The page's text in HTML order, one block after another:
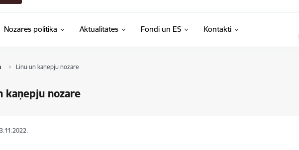
Nozares politika Aktualitātes Fondi un ES Kontakti
Linu un kaņepju nozare
kaņepju nozare